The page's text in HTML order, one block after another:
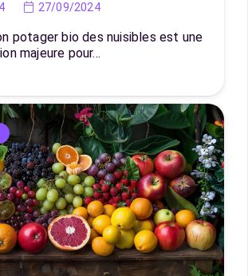
27/09/2024
potager bio des nuisibles est une
majeure pour…